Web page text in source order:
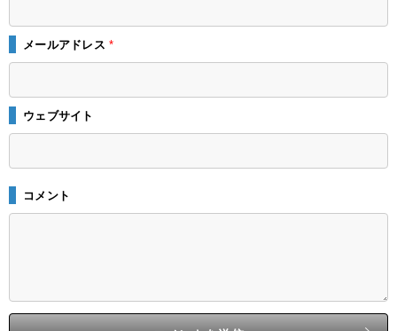
メールアドレス*
ウェブサイト
コメント